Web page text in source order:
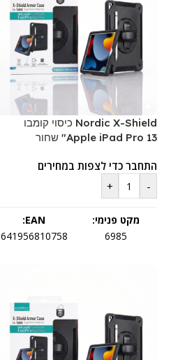
Nordic X-Shield כיסוי קומבו
Apple iPad Pro 13" שחור
התחבר כדי לצפות במחירים
-
+
מקט פנימי:
6985
EAN:
641956810758